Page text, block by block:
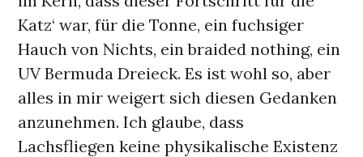
Katz‘ war, für die Tonne, ein fuchsiger
Hauch von Nichts, ein braided nothing, ein
UV Bermuda Dreieck. Es ist wohl so, aber
alles in mir weigert sich diesen Gedanken
anzunehmen. Ich glaube, dass
Lachsfliegen keine physikalische Existenz